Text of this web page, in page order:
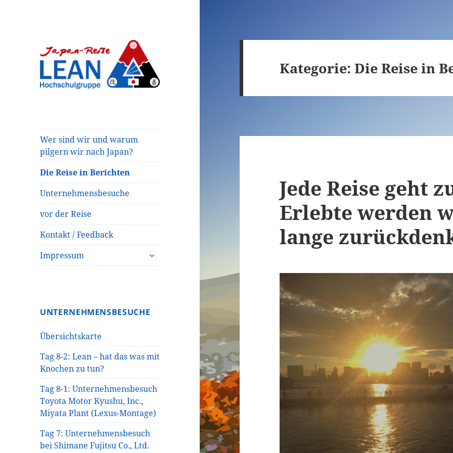
Hochschulgruppe
e.V.
Wer sind wir und warum
pilgern wir nach Japan?
Die Reise in Berichten
Unternehmensbesuche
vor der Reise
Kontakt / Feedback
Impressum
untermenü
öffnen
UNTERNEHMENSBESUCHE
Übersichtskarte
Tag 8-2: Lean – hat das was mit
Knochen zu tun?
Tag 8-1: Unternehmensbesuch
Toyota Motor Kyushu, Inc.,
Miyata Plant (Lexus-Montage)
Tag 7: Unternehmensbesuch
bei Shimane Fujitsu Co., Ltd.
Kategorie:Die Reise in
Jede Reise geht
Erlebte werden
lange